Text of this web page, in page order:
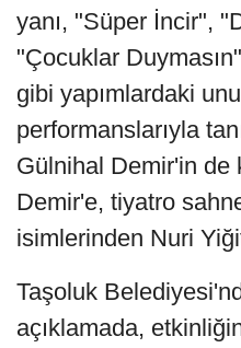
yanı, "Süper İncir",
"Çocuklar
gibi yapımlardaki
performanslarıyla
Gülnihal Demir'in de
Demir'e, tiyatro
isimlerinden Nuri
Taşoluk
açıklamada,